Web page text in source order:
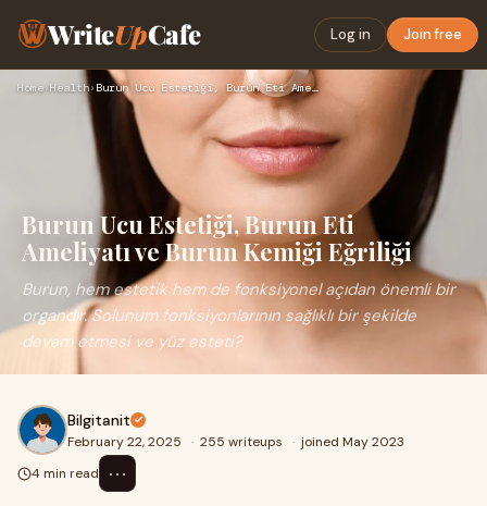
WriteUpCafe Log in Join free
Home›Health› Burun Ucu Estetiği, Burun Eti Ameliyatı ve Burun Kemiği Eğri…
Burun Ucu Estetiği, Burun Eti
Ameliyatı ve Burun Kemiği Eğriliği
Burun, hem estetik hem de fonksiyonel açıdan önemli bir
organdır. Solunum fonksiyonlarının sağlıklı bir şekilde
devam etmesi ve yüz esteti?
Bilgitanit
February 22, 2025 · 255 writeups · joined May 2023
4 min read
⋯